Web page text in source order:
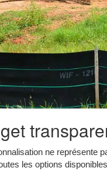
ne représente
les options